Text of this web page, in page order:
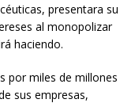
presentara su
al monopolizar
haciendo.
por miles de millones
sus empresas,